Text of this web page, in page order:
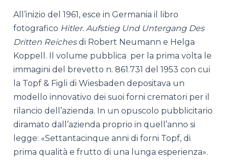
All’inizio del 1961, esce in Germania il libro
fotografico Hitler. Aufstieg Und Untergang Des
Dritten Reichesdi Robert Neumann e Helga
Koppell. Il volume pubblica per la prima volta le
immagini del brevetto n. 861.731 del 1953 con cui
la Topf & Figli di Wiesbaden depositava un
modello innovativo dei suoi forni crematori per il
rilancio dell’azienda. In un opuscolo pubblicitario
diramato dall’azienda proprio in quell’anno si
legge: «Settantacinque anni di forni Topf, di
prima qualità e frutto di una lunga esperienza».